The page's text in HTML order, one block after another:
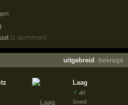
(2 stemmen)
uitgebreid · beknopt
Laag
♂ 40
Soest